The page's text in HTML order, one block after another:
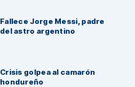
Fallece Jorge Messi, padre
del astro argentino
Crisis golpea al camarón
hondureño